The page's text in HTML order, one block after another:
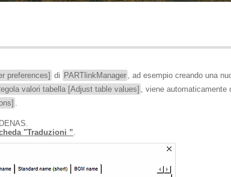
preferences] di PARTlinkManager , ad esempio creando una
valori tabella [Adjust table values] , viene automaticamente
.
"Traduzioni ”.